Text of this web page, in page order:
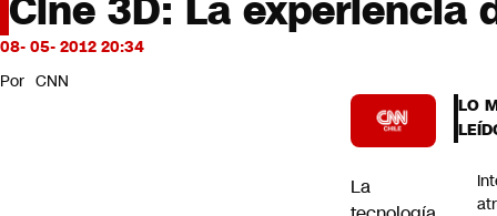
Deportes
Programas completos
Servicios
Cine 3D: La experiencia
08- 05- 2012 20:34
Por CNN
La
LO